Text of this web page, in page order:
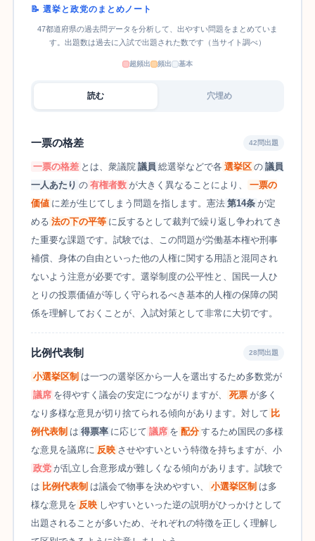
📝 選挙と政党のまとめノート
47都道府県の過去問データを分析して、出やすい問題をまとめていま
す。出題数は過去に入試で出題された数です（当サイト調べ）
超頻出 頻出 基本
読む 穴埋め
一票の格差 42問出題
一票の格差 とは、衆議院 議員 総選挙などで各 選挙区 の 議員
一人あたり の 有権者数 が大きく異なることにより、
一票の
価値 に差が生じてしまう問題を指します。憲法 第14条 が定
める 法の下の平等 に反するとして裁判で繰り返し争われてき
た重要な課題です。試験では、この問題が労働基本権や刑事
補償、身体の自由といった他の人権に関する用語と混同され
ないよう注意が必要です。選挙制度の公平性と、国民一人ひ
とりの投票価値が等しく守られるべき基本的人権の保障の関
係を理解しておくことが、入試対策として非常に大切です。
比例代表制 28問出題
小選挙区制 は一つの選挙区から一人を選出するため多数党が
議席 を得やすく議会の安定につながりますが、 死票 が多く
なり多様な意見が切り捨てられる傾向があります。対して 比
例代表制 は 得票率 に応じて 議席 を 配分 するため国民の多様
な意見を議席に 反映 させやすいという特徴を持ちますが、小
政党 が乱立し合意形成が難しくなる傾向があります。試験で
は 比例代表制 は議会で物事を決めやすい、 小選挙区制 は多
様な意見を 反映 しやすいといった逆の説明がひっかけとして
出題されることが多いため、それぞれの特徴を正しく理解し